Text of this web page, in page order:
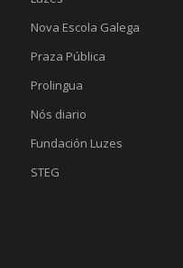
Nova Escola Galega
Praza Pública
Prolingua
Nós diario
Fundación Luzes
STEG